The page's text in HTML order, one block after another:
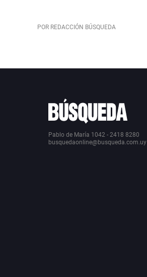
POR REDACCIÓN BÚSQUEDA
Pablo de María 1042 - 2418 8280
busquedaonline@busqueda.com.uy